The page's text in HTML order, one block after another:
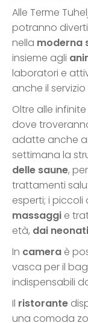
Alle Terme
potranno
nella moderna
insieme agli
laboratori e
anche il servizio
Oltre alle
dove
adatte anche
settimana la
delle saune,
trattamenti
esperti; i
massaggi e
età, dai
In camera è
vasca per il
indispensabili
Il ristorante
una comoda